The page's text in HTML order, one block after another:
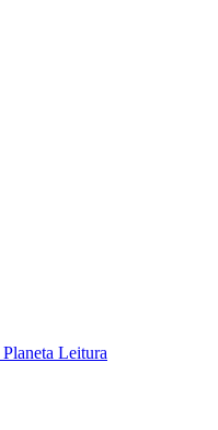
Planeta Leitura